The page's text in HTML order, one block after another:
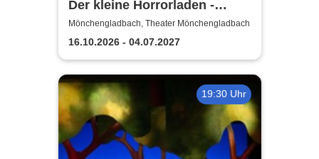
Der kleine Horrorladen -
Theater Krefeld und
Mönchengladbach
Mönchengladbach, Theater Mönchengladbach
16.10.2026 - 04.07.2027
19:30 Uhr